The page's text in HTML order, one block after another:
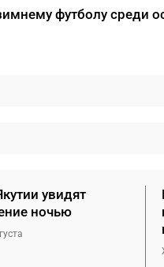
футболу среди
увидят
ночью